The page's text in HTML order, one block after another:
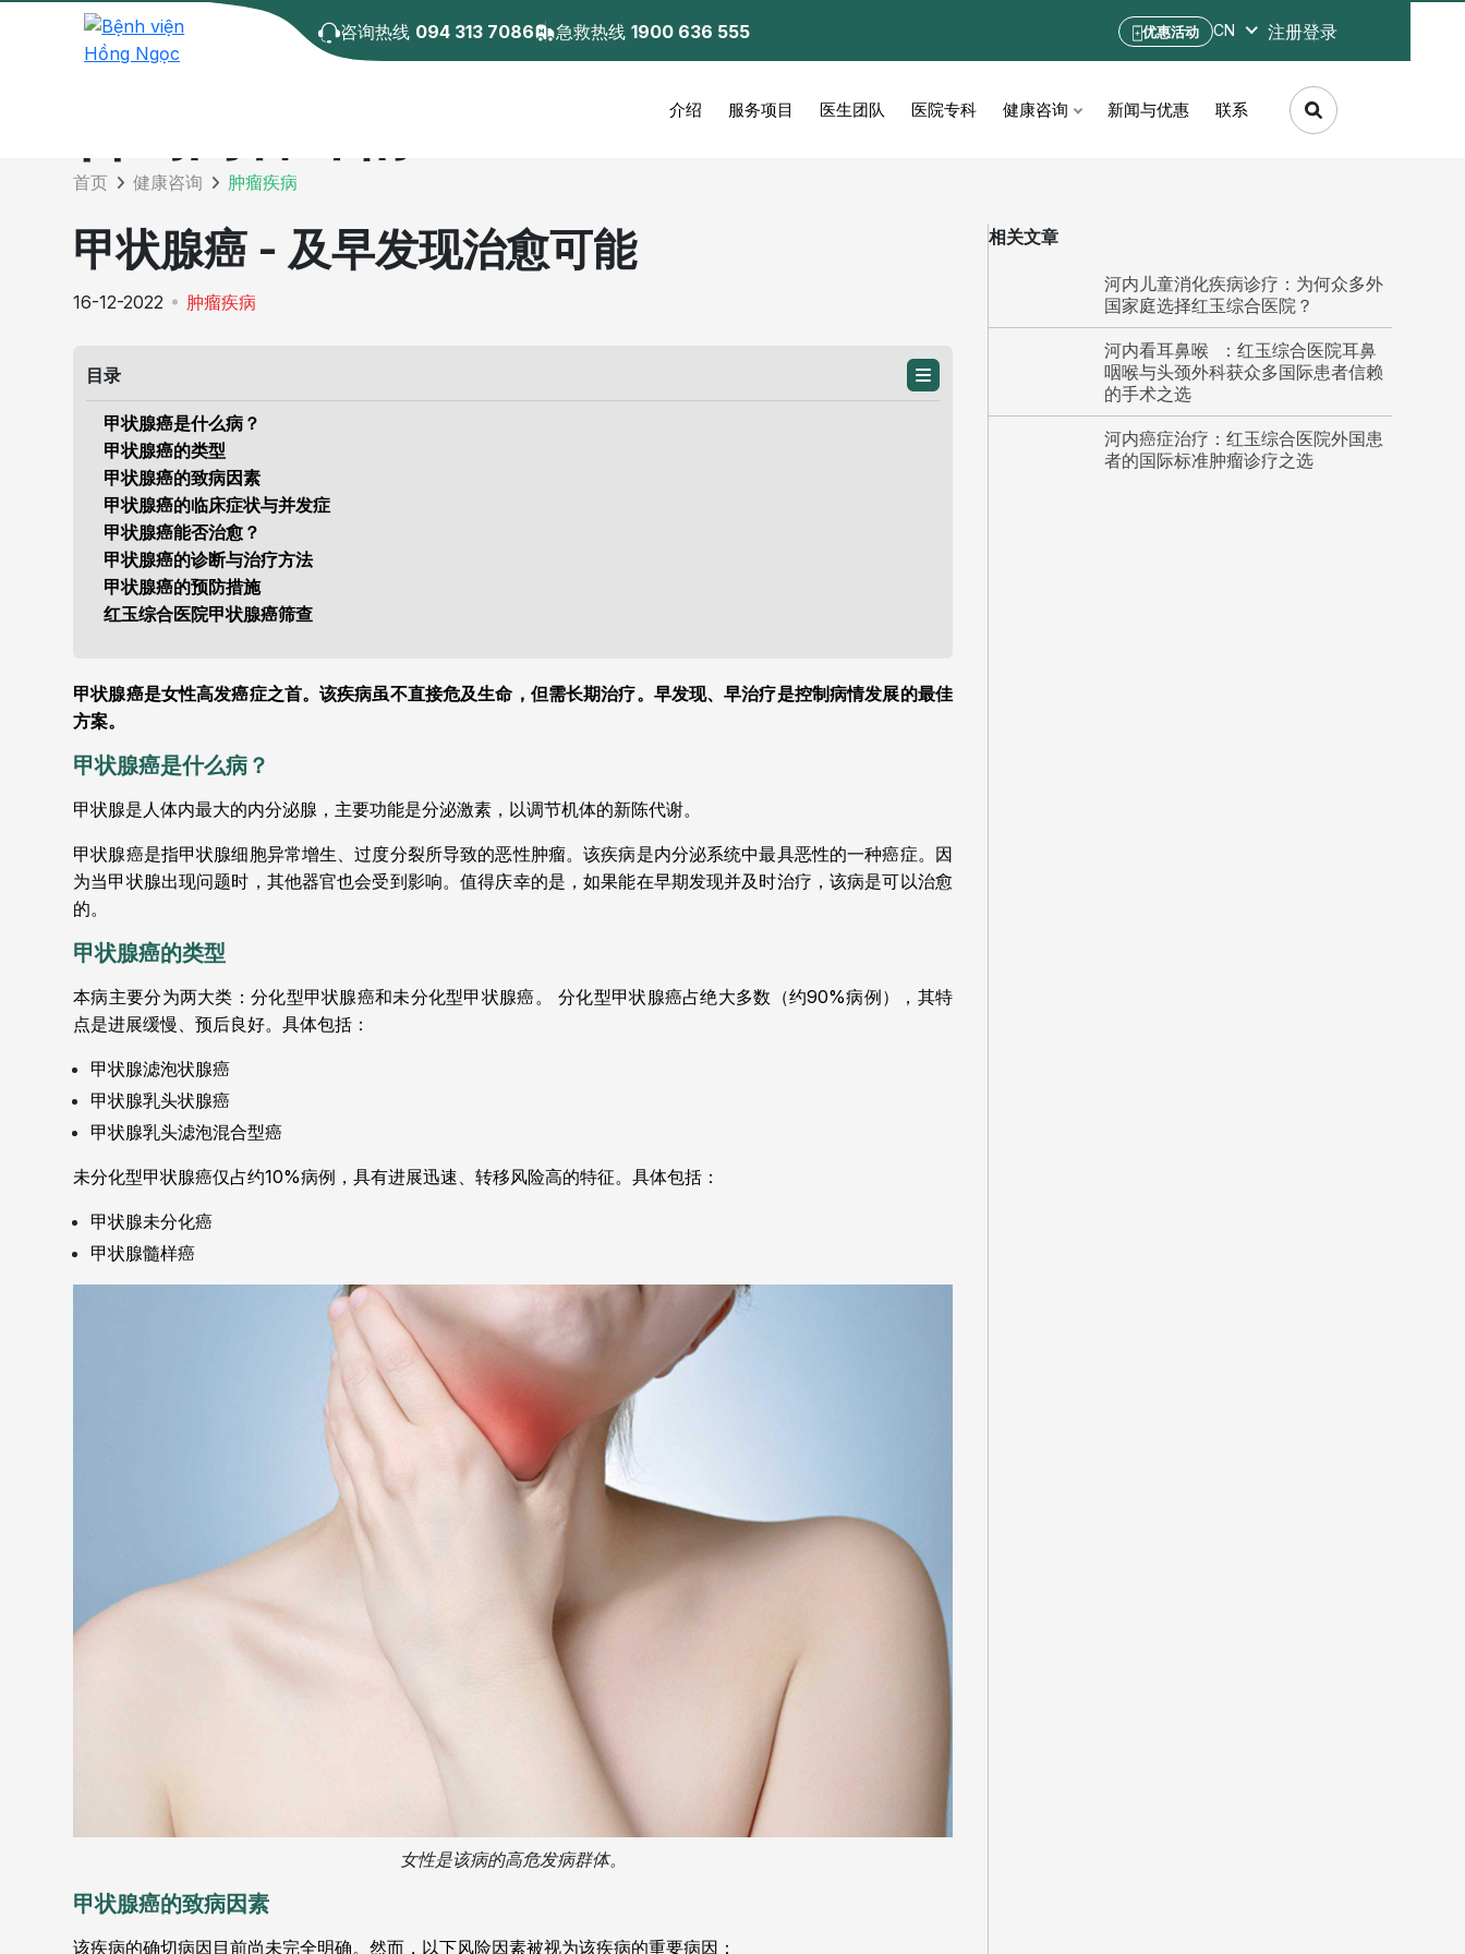
咨询热线 094 313 7086 急救热线1900 636 555 优惠活动 CN 注册登录
介绍 服务项目 医生团队 医院专科 健康咨询 新闻与优惠 联系
首页 健康咨询 肿瘤疾病
甲状腺癌 - 及早发现治愈可能
16-12-2022 肿瘤疾病
目录
甲状腺癌是什么病？
甲状腺癌的类型
甲状腺癌的致病因素
甲状腺癌的临床症状与并发症
甲状腺癌能否治愈？
甲状腺癌的诊断与治疗方法
甲状腺癌的预防措施
红玉综合医院甲状腺癌筛查
甲状腺癌是女性高发癌症之首。该疾病虽不直接危及生命，但需长期治疗。早发现、早治疗是控制病情发展的最佳
方案。
甲状腺癌是什么病？
甲状腺是人体内最大的内分泌腺，主要功能是分泌激素，以调节机体的新陈代谢。
甲状腺癌是指甲状腺细胞异常增生、过度分裂所导致的恶性肿瘤。该疾病是内分泌系统中最具恶性的一种癌症。因
为当甲状腺出现问题时，其他器官也会受到影响。值得庆幸的是，如果能在早期发现并及时治疗，该病是可以治愈
的。
甲状腺癌的类型
本病主要分为两大类：分化型甲状腺癌和未分化型甲状腺癌。
分化型甲状腺癌占绝大多数（约90%病例），其特
点是进展缓慢、预后良好。具体包括：
甲状腺滤泡状腺癌
甲状腺乳头状腺癌
甲状腺乳头滤泡混合型癌
未分化型甲状腺癌仅占约10%病例，具有进展迅速、转移风险高的特征。具体包括：
甲状腺未分化癌
甲状腺髓样癌
女性是该病的高危发病群体。
甲状腺癌的致病因素
该疾病的确切病因目前尚未完全明确。然而，以下风险因素被视为该疾病的重要病因：
相关文章
河内儿童消化疾病诊疗：为何众多外
国家庭选择红玉综合医院？
河内看耳鼻喉 ：红玉综合医院耳鼻
咽喉与头颈外科获众多国际患者信赖
的手术之选
河内癌症治疗：红玉综合医院外国患
者的国际标准肿瘤诊疗之选